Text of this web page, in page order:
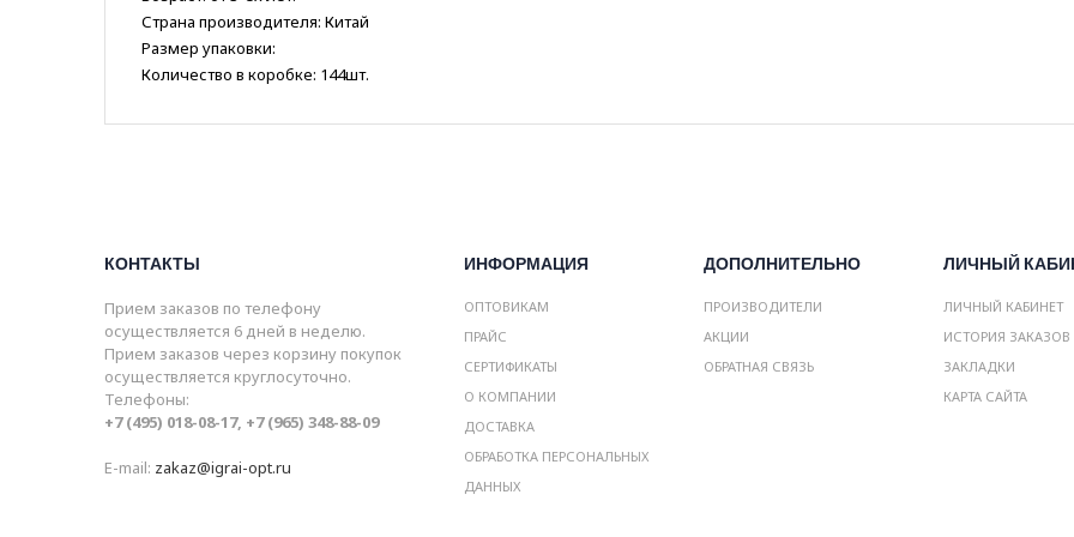
Страна производителя: Китай
Размер упаковки:
Количество в коробке: 144шт.
КОНТАКТЫ
Прием заказов по телефону
осуществляется 6 дней в неделю.
Прием заказов через корзину покупок
осуществляется круглосуточно.
Телефоны:
+7 (495) 018-08-17, +7 (965) 348-88-09
E-mail: zakaz@igrai-opt.ru
ИНФОРМАЦИЯ
ОПТОВИКАМ
ПРАЙС
СЕРТИФИКАТЫ
О КОМПАНИИ
ДОСТАВКА
ОБРАБОТКА ПЕРСОНАЛЬНЫХ
ДАННЫХ
ДОПОЛНИТЕЛЬНО
ПРОИЗВОДИТЕЛИ
АКЦИИ
ОБРАТНАЯ СВЯЗЬ
ЛИЧНЫЙ
ЛИЧНЫЙ КАБИНЕТ
ИСТОРИЯ ЗАКАЗОВ
ЗАКЛАДКИ
КАРТА САЙТА